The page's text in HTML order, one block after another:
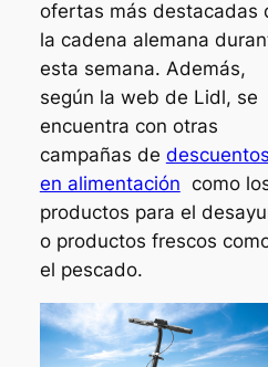
ofertas más destacadas
la cadena alemana
esta semana. Además,
según la web de Lidl, se
encuentra con otras
campañas de descuentos
en alimentación como
productos para el
o productos frescos
el pescado.